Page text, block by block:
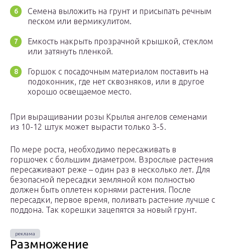
Семена выложить на грунт и присыпать речным
песком или вермикулитом.
Емкость накрыть прозрачной крышкой, стеклом
или затянуть пленкой.
Горшок с посадочным материалом поставить на
подоконник, где нет сквозняков, или в другое
хорошо освещаемое место.
При выращивании розы Крылья ангелов семенами
из 10-12 штук может вырасти только 3-5.
По мере роста, необходимо пересаживать в
горшочек с большим диаметром. Взрослые растения
пересаживают реже – один раз в несколько лет. Для
безопасной пересадки земляной ком полностью
должен быть оплетен корнями растения. После
пересадки, первое время, поливать растение лучше с
поддона. Так корешки зацепятся за новый грунт.
Размножение